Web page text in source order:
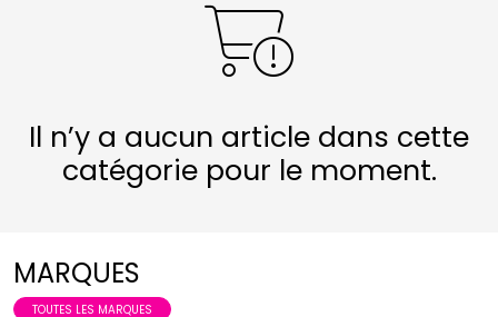
Il n’y a aucun article dans cette
catégorie pour le moment.
MARQUES
TOUTES LES MARQUES